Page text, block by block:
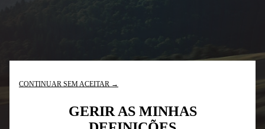
CONTINUAR SEM ACEITAR →
GERIR AS MINHAS